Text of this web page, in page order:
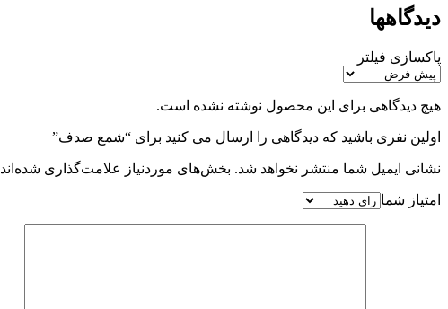
دیدگاهها
پاکسازی فیلتر
هیچ دیدگاهی برای این محصول نوشته نشده است.
اولین نفری باشید که دیدگاهی را ارسال می کنید برای “شمع صدف”
نشانی ایمیل شما منتشر نخواهد شد. بخش‌های موردنیاز علامت‌گذاری شده‌اند
امتیاز شما